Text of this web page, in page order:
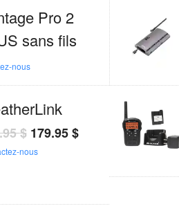
Pro 2
sans fils
nous
$ 179.95$
nous